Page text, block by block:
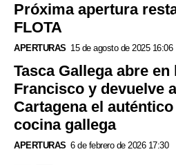
Próxima apertura
FLOTA
APERTURAS 15 de agosto de 2025 16:06
Tasca Gallega abre en
Francisco y devuelve
Cartagena el
cocina gallega
APERTURAS 6 de febrero de 2026 17:30